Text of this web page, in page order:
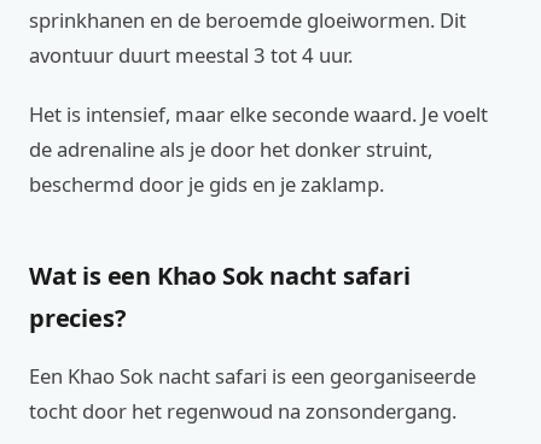
sprinkhanen en de beroemde gloeiwormen. Dit
avontuur duurt meestal 3 tot 4 uur.
Het is intensief, maar elke seconde waard. Je voelt
de adrenaline als je door het donker struint,
beschermd door je gids en je zaklamp.
Wat is een Khao Sok nacht safari
precies?
Een Khao Sok nacht safari is een georganiseerde
tocht door het regenwoud na zonsondergang.